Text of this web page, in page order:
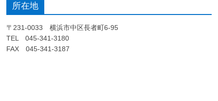
所在地
〒231-0033 横浜市中区長者町6-95
TEL 045-341-3180
FAX 045-341-3187